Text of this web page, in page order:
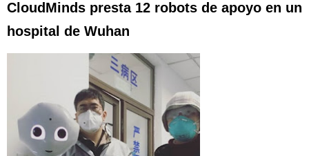
CloudMinds presta 12 robots de apoyo en un
hospital de Wuhan